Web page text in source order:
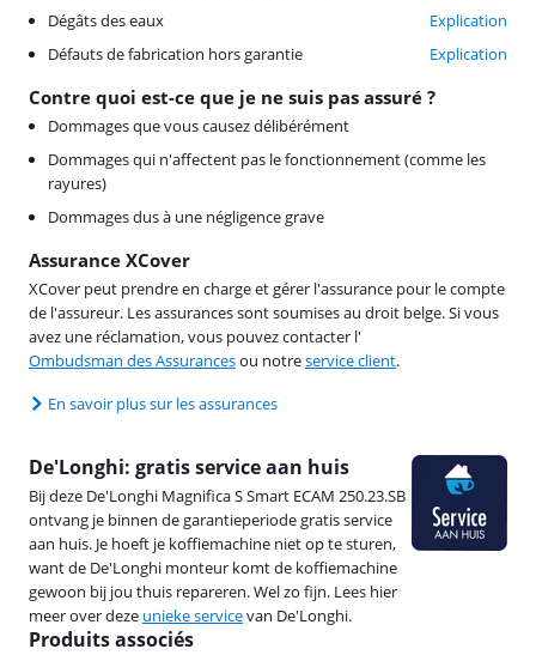
Dégâts des eaux
Explication
Défauts de fabrication hors garantie
Explication
Contre quoi est-ce que je ne suis pas assuré ?
Dommages que vous causez délibérément
Dommages qui n'affectent pas le fonctionnement (comme les
rayures)
Dommages dus à une négligence grave
Assurance XCover
XCover peut prendre en charge et gérer l'assurance pour le compte
de l'assureur. Les assurances sont soumises au droit belge. Si vous
avez une réclamation, vous pouvez contacter l'
Ombudsman des Assurancesou notreservice client.
En savoir plus sur les assurances
De'Longhi: gratis service aan huis
Bij deze De'Longhi Magnifica S Smart ECAM 250.23.SB
ontvang je binnen de garantieperiode gratis service
aan huis. Je hoeft je koffiemachine niet op te sturen,
want de De'Longhi monteur komt de koffiemachine
gewoon bij jou thuis repareren. Wel zo fijn. Lees hier
meer over deze unieke servicevan De'Longhi.
Produits associés